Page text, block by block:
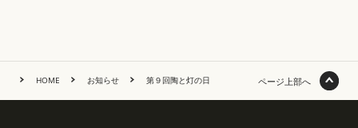
HOME お知らせ 第９回陶と灯の日 ページ上部へ